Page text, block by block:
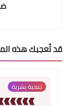
قد تُعجبك هذه
تنمية بشرية